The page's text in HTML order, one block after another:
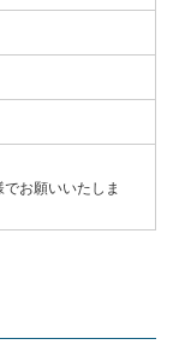
お願いいたしま